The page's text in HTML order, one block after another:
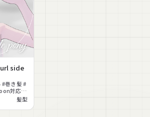
side
#巻き髪 #
対応
#ラベン
髪型